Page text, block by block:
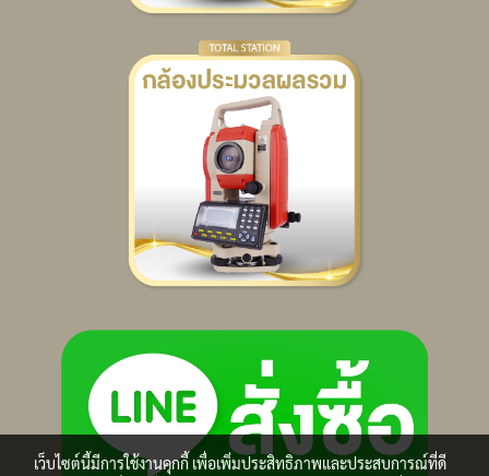
เว็บไซต์นี้มีการใช้งานคุกกี้ เพื่อเพิ่มประสิทธิภาพและประสบการณ์ที่ดี